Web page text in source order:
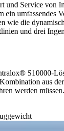
und Service von
ein umfassendes
wie die
und drei
S10000-
aus
werden